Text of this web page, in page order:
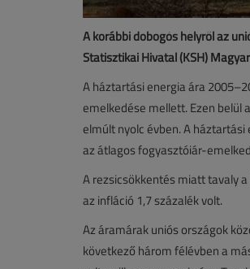
A korábbi dobogós helyről az
Statisztikai Hivatal (KSH)
A háztartási energia ára
emelkedése mellett. Ezen belül
elmúlt nyolc évben. A
az átlagos fogyasztóiár-
A rezsicsökkentés miatt tavaly
az infláció 1,7 százalék volt.
Az áramárak uniós országok
következő három félévben a